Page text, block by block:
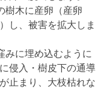
樹木に産卵（産卵
し、被害を拡大しま
みに埋め込むように
侵入・樹皮下の通導
止まり、大枝枯れな